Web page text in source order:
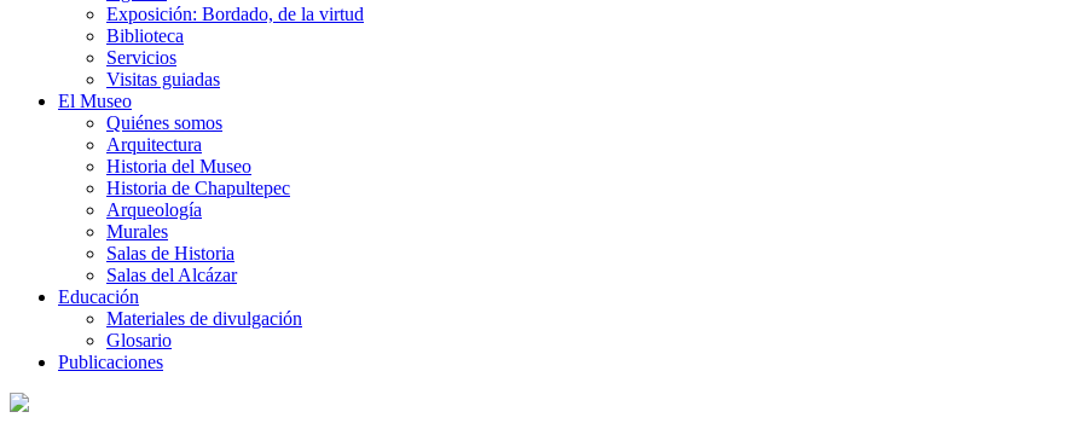
Exposición: Bordado, de la virtud
Biblioteca
Servicios
Visitas guiadas
El Museo
Quiénes somos
Arquitectura
Historia del Museo
Historia de Chapultepec
Arqueología
Murales
Salas de Historia
Salas del Alcázar
Educación
Materiales de divulgación
Glosario
Publicaciones